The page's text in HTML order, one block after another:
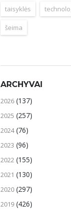
taisyklės
šeima
ARCHYVAI
2026 (137)
2025 (257)
2024(76)
2023 (96)
2022 (155)
2021 (130)
2020 (297)
2019 (426)